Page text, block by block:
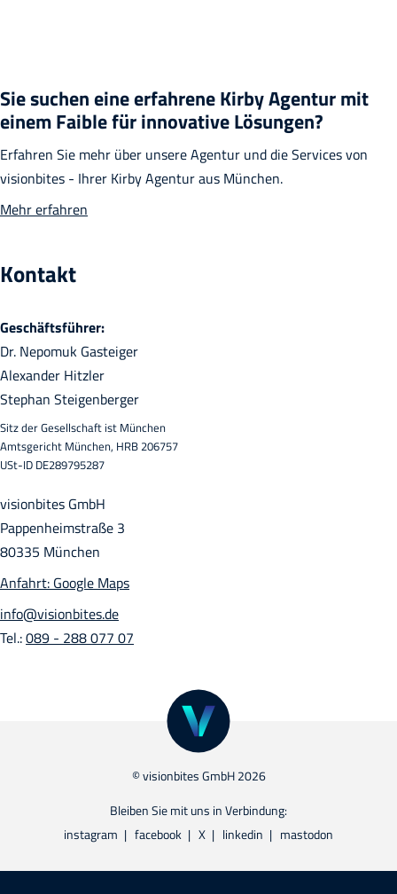
Sie suchen eine erfahrene Kirby Agentur mit
einem Faible für innovative Lösungen?
Erfahren Sie mehr über unsere Agentur und die Services von
visionbites - Ihrer Kirby Agentur aus München.
Mehr erfahren
Kontakt
Geschäftsführer:
Dr. Nepomuk Gasteiger
Alexander Hitzler
Stephan Steigenberger
Sitz der Gesellschaft ist München
Amtsgericht München, HRB 206757
USt-ID DE289795287
visionbites GmbH
Pappenheimstraße 3
80335 München
Anfahrt: Google Maps
info@visionbites.de
Tel.:089 - 288 077 07
© visionbites GmbH 2026
Bleiben Sie mit uns in Verbindung:
instagram
facebook X linkedin mastodon